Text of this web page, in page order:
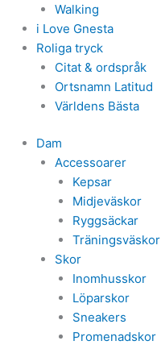
Walking
i Love Gnesta
Roliga tryck
Citat & ordspråk
Ortsnamn Latitud
Världens Bästa
Dam
Accessoarer
Kepsar
Midjeväskor
Ryggsäckar
Träningsväskor
Skor
Inomhusskor
Löparskor
Sneakers
Promenadskor